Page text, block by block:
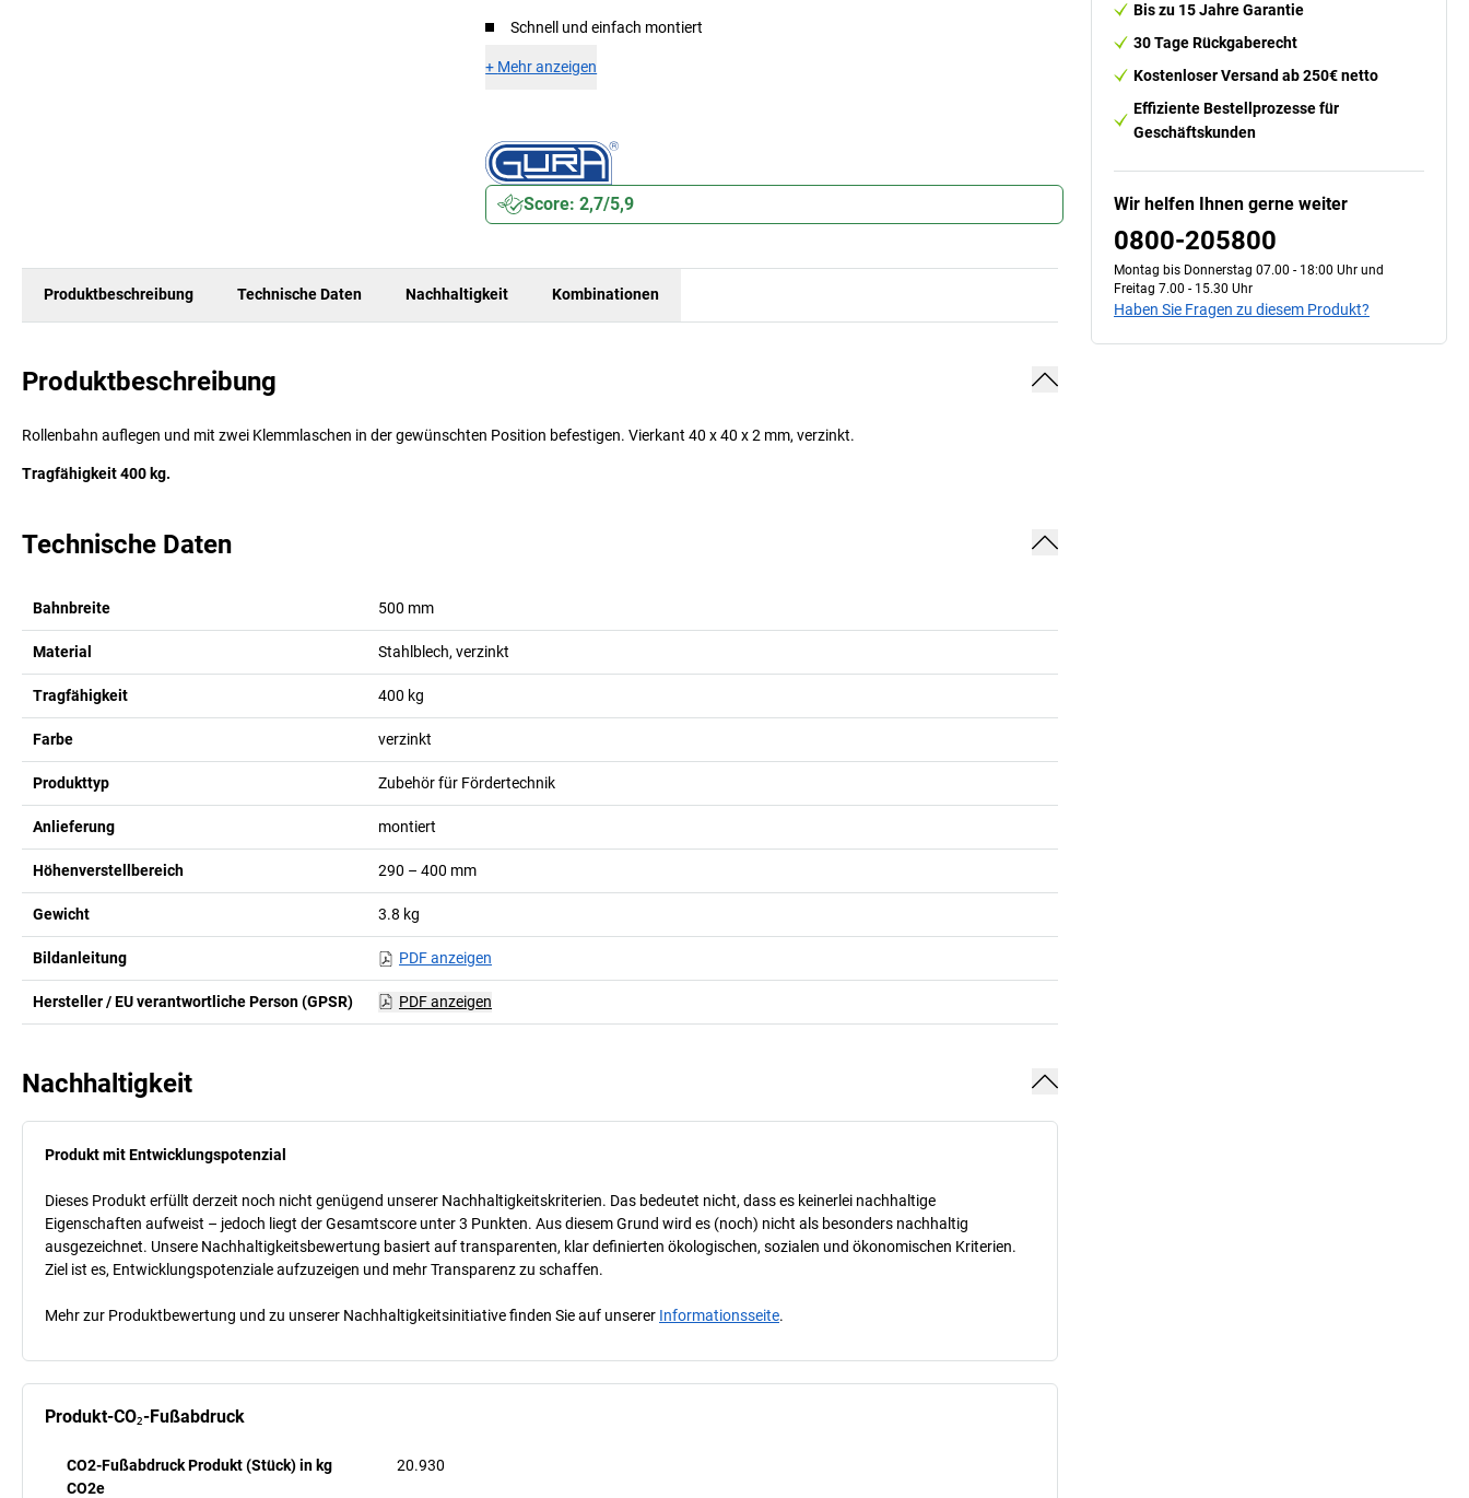
Schnell und einfach montiert
+ Mehr anzeigen
Score: 2,7/5,9
Produktbeschreibung Technische Daten Nachhaltigkeit Kombinationen
Produktbeschreibung
Rollenbahn auflegen und mit zwei Klemmlaschen in der gewünschten Position befestigen. Vierkant 40 x 40 x 2 mm, verzinkt.
Tragfähigkeit 400 kg.
Technische Daten
Bahnbreite 500 mm
Material Stahlblech, verzinkt
Tragfähigkeit 400 kg
Farbe verzinkt
Produkttyp Zubehör für Fördertechnik
Anlieferung montiert
Höhenverstellbereich 290 – 400 mm
Gewicht 3.8 kg
Bildanleitung PDF anzeigen
Hersteller / EU verantwortliche Person (GPSR) PDF anzeigen
Nachhaltigkeit
Produkt mit Entwicklungspotenzial
Dieses Produkt erfüllt derzeit noch nicht genügend unserer Nachhaltigkeitskriterien. Das bedeutet nicht, dass es keinerlei nachhaltige
Eigenschaften aufweist – jedoch liegt der Gesamtscore unter 3 Punkten. Aus diesem Grund wird es (noch) nicht als besonders nachhaltig
ausgezeichnet. Unsere Nachhaltigkeitsbewertung basiert auf transparenten, klar definierten ökologischen, sozialen und ökonomischen Kriterien.
Ziel ist es, Entwicklungspotenziale aufzuzeigen und mehr Transparenz zu schaffen.
Mehr zur Produktbewertung und zu unserer Nachhaltigkeitsinitiative finden Sie auf unserer Informationsseite.
Produkt-CO₂-Fußabdruck
CO2-Fußabdruck Produkt (Stück) in kg
CO2e
20.930
Bis zu 15 Jahre Garantie
30 Tage Rückgaberecht
Kostenloser Versand ab 250€ netto
Effiziente Bestellprozesse für
Geschäftskunden
Wir helfen Ihnen gerne weiter
0800-205800
Montag bis Donnerstag 07.00 - 18:00 Uhr und
Freitag 7.00 - 15.30 Uhr
Haben Sie Fragen zu diesem Produkt?